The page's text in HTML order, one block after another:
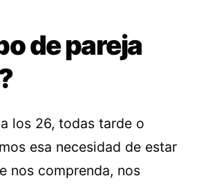
de pareja
los 26, todas tarde o
esa necesidad de estar
nos comprenda, nos